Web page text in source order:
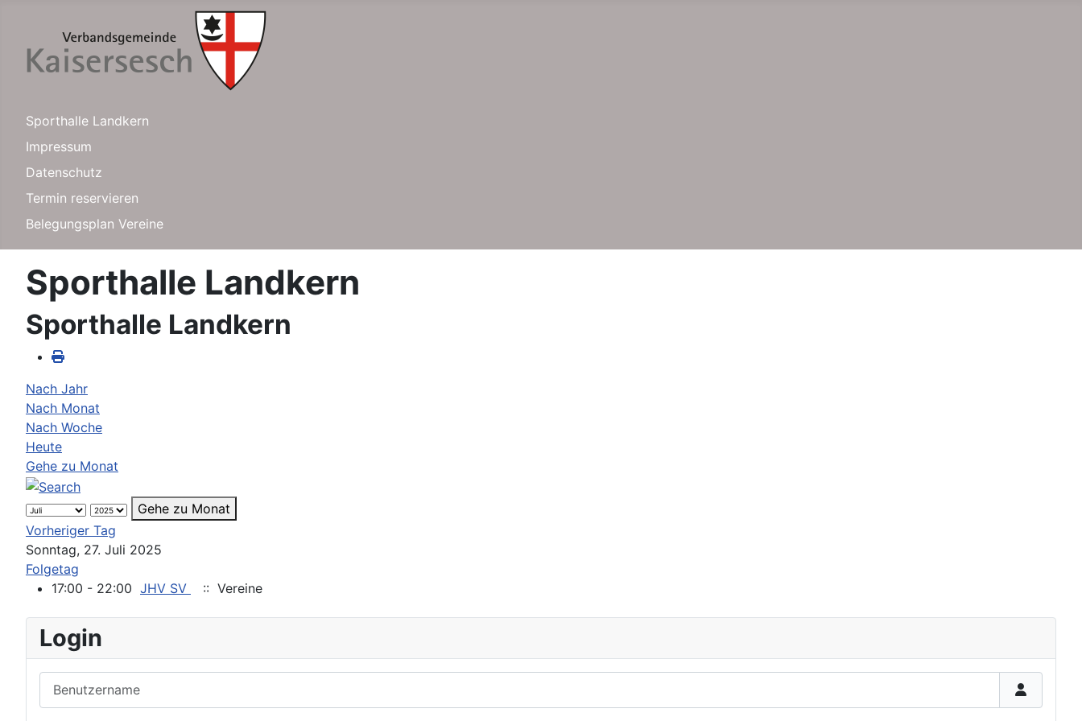
Sporthalle Landkern
Impressum
Datenschutz
Termin reservieren
Belegungsplan Vereine
Sporthalle Landkern
Sporthalle Landkern
Nach Jahr
Nach Monat
Nach Woche
Heute
Gehe zu Monat
Gehe zu Monat
Vorheriger Tag
Sonntag, 27. Juli 2025
Folgetag
17:00 - 22:00 JHV SV :: Vereine
Login